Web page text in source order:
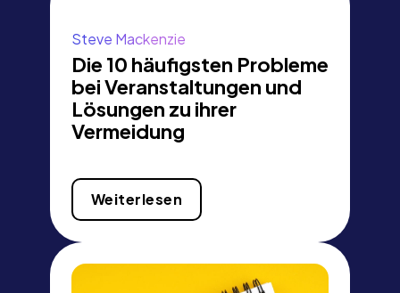
Steve Mackenzie
Die 10 häufigsten Probleme
bei Veranstaltungen und
Lösungen zu ihrer
Vermeidung
Weiterlesen